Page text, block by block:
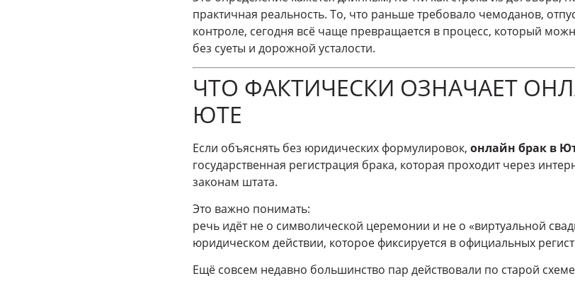
практичная реальность. То, что раньше требовало чемоданов,
контроле, сегодня всё чаще превращается в процесс, который
без суеты и дорожной усталости.
ЧТО ФАКТИЧЕСКИ ОЗНАЧАЕТ
ЮТЕ
Если объяснять без юридических формулировок, онлайн брак в
государственная регистрация брака, которая проходит через
законам штата.
Это важно понимать:
речь идёт не о символической церемонии и не о «виртуальной
юридическом действии, которое фиксируется в официальных
Ещё совсем недавно большинство пар действовали по старой